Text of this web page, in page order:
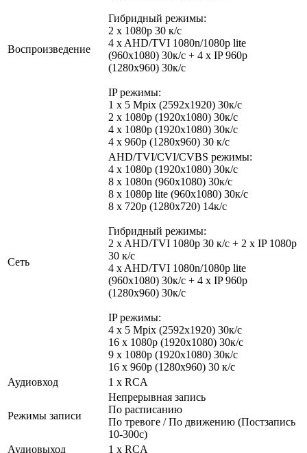
Воспроизведение
Гибридный режимы:
2 x 1080p 30 к/с
4 x AHD/TVI 1080n/1080p lite
(960x1080) 30к/с + 4 х IP 960p
(1280x960) 30к/c
IP режимы:
1 х 5 Mpix (2592х1920) 30к/с
2 х 1080p (1920x1080) 30к/c
4 х 1080p (1920x1080) 30к/c
4 x 960p (1280x960) 30 к/с
Сеть
AHD/TVI/CVI/CVBS режимы:
4 x 1080p (1920x1080) 30к/с
8 x 1080n (960x1080) 30к/c
8 x 1080p lite (960x1080) 30к/c
8 x 720p (1280x720) 14к/c
Гибридный режимы:
2 x AHD/TVI 1080p 30 к/с + 2 x IP 1080p
30 к/с
4 x AHD/TVI 1080n/1080p lite
(960x1080) 30к/с + 4 х IP 960p
(1280x960) 30к/c
IP режимы:
4 х 5 Mpix (2592х1920) 30к/с
16 х 1080p (1920x1080) 30к/c
9 х 1080p (1920x1080) 30к/c
16 x 960p (1280x960) 30 к/с
Аудиовход
1 x RCA
Режимы записи
Непрерывная запись
По расписанию
По тревоге / По движению (Постзапись
10-300с)
Аудиовыход
1 x RCA